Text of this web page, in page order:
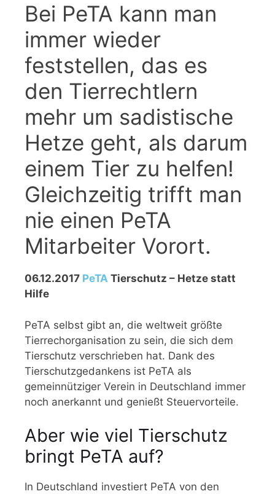
Bei PeTA kann man
immer wieder
feststellen, das es
den Tierrechtlern
mehr um sadistische
Hetze geht, als darum
einem Tier zu helfen!
Gleichzeitig trifft man
nie einen PeTA
Mitarbeiter Vorort.
06.12.2017 PeTA Tierschutz – Hetze statt
Hilfe
PeTA selbst gibt an, die weltweit größte
Tierrechorganisation zu sein, die sich dem
Tierschutz verschrieben hat. Dank des
Tierschutzgedankens ist PeTA als
gemeinnütziger Verein in Deutschland immer
noch anerkannt und genießt Steuervorteile.
Aber wie viel Tierschutz
bringt PeTA auf?
In Deutschland investiert PeTA von den